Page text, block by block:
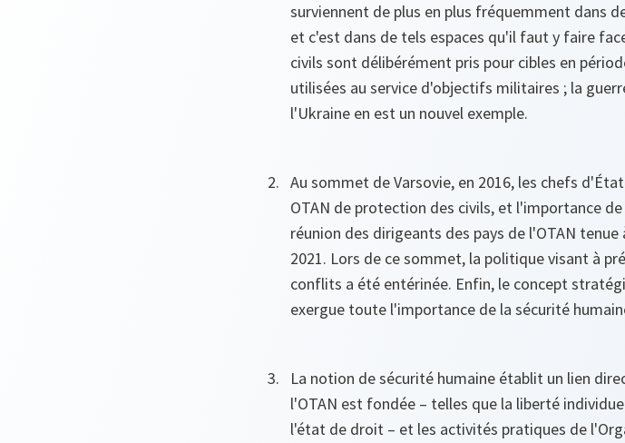
surviennent de plus en plus fréquemment dans
et c'est dans de tels espaces qu'il faut y faire
civils sont délibérément pris pour cibles en
utilisées au service d'objectifs militaires ; la
l'Ukraine en est un nouvel exemple.
Au sommet de Varsovie, en 2016, les chefs
OTAN de protection des civils, et l'importance
réunion des dirigeants des pays de l'OTAN
2021. Lors de ce sommet, la politique visant à
conflits a été entérinée. Enfin, le concept
exergue toute l'importance de la sécurité
La notion de sécurité humaine établit un lien
l'OTAN est fondée – telles que la liberté
l'état de droit – et les activités pratiques de